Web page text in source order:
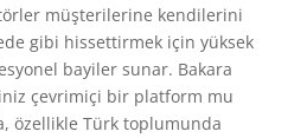
müşterilerine kendilerini
gibi hissettirmek için yüksek
bayiler sunar. Bakara
çevrimiçi bir platform mu
özellikle Türk toplumunda